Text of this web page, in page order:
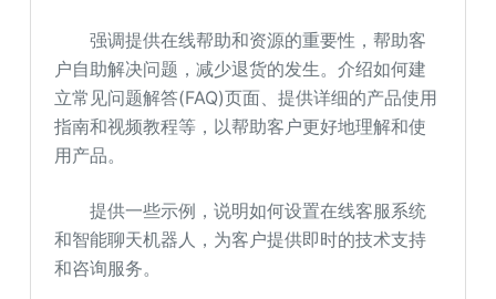
强调提供在线帮助和资源的重要性，帮助客
户自助解决问题，减少退货的发生。介绍如何建
立常见问题解答(FAQ)页面、提供详细的产品使用
指南和视频教程等，以帮助客户更好地理解和使
用产品。
提供一些示例，说明如何设置在线客服系统
和智能聊天机器人，为客户提供即时的技术支持
和咨询服务。